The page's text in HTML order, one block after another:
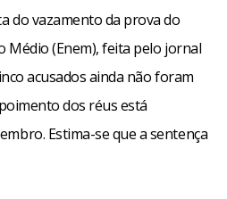
do vazamento da prova do
Médio (Enem), feita pelo jornal
acusados ainda não foram
dos réus está
Estima-se que a sentença